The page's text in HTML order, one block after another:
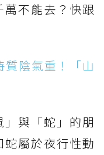
不能去？快跟
陰氣重！「山
與「蛇」的朋
屬於夜行性動